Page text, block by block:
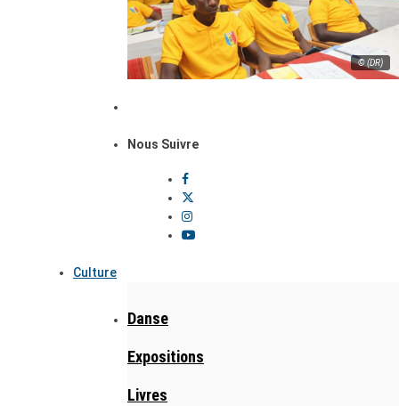
© (DR)
Nous Suivre
Culture
Danse
Expositions
Livres